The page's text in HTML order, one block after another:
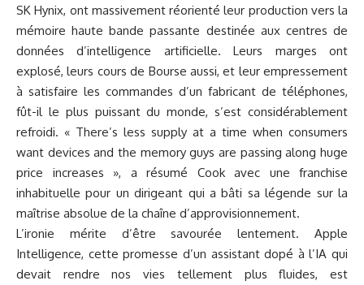
SK Hynix, ont massivement réorienté leur production vers la
mémoire haute bande passante destinée aux centres de
données d’intelligence artificielle. Leurs marges ont
explosé, leurs cours de Bourse aussi, et leur empressement
à satisfaire les commandes d’un fabricant de téléphones,
fût-il le plus puissant du monde, s’est considérablement
refroidi. « There’s less supply at a time when consumers
want devices and the memory guys are passing along huge
price increases », a résumé Cook avec une franchise
inhabituelle pour un dirigeant qui a bâti sa légende sur la
maîtrise absolue de la chaîne d’approvisionnement.
L’ironie mérite d’être savourée lentement. Apple
Intelligence, cette promesse d’un assistant dopé à l’IA qui
devait rendre nos vies tellement plus fluides, est